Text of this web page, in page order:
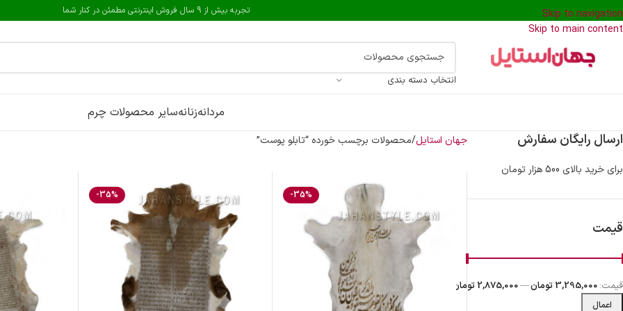
Skip to navigation
Skip to main content
تجربه بیش از 9 سال فروش اینترنتی مطمئن در کنار شما
انتخاب دسته بندی
مردانهزنانهسایر محصولات چرم
ارسال رایگان سفارش
برای خرید بالای 500 هزار تومان
قیمت
اعمال
قیمت: 3,295,000 تومان —2,875,000 تومان
جهان استایل محصولات برچسب خورده “تابلو پوست”
-35%
-35%